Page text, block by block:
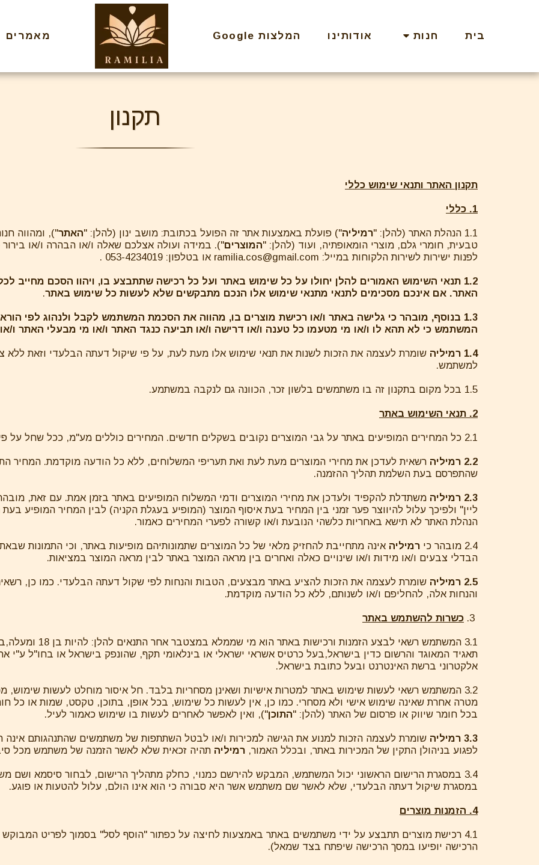
בית חנות אודותינו המלצות Google מאמרים
תקנון
תקנון האתר ותנאי שימוש כללי
1. כללי
1.1 הנהלת האתר (להלן: " רמיליה") פועלת באמצעות אתר זה הפועל בכתובת: מושב ינון (להלן: "האתר"), ומהווה
טבעית, חומרי גלם, מוצרי הומאופתיה, ועוד (להלן: "המוצרים"). במידה ועולה אצלכם שאלה ו/או הבהרה ו/או
לפנות ישירות לשירות הלקוחות במייל: ramilia.cos@gmail.com או בטלפון: 053-4234019 .
1.2 תנאי השימוש האמורים להלן יחולו על כל שימוש באתר ועל כל רכישה שתתבצע בו, ויהוו הסכם מחייב
האתר. אם אינכם מסכימים לתנאי מתנאי שימוש אלו הנכם מתבקשים שלא לעשות כל שימוש באתר.
1.3 בנוסף, מובהר כי גלישה באתר ו/או רכישת מוצרים בו, מהווה את הסכמת המשתמש לקבל ולנהוג לפי
המשתמש כי לא תהא לו ו/או מי מטעמו כל טענה ו/או דרישה ו/או תביעה כנגד האתר ו/או מי מבעלי האתר ו/
1.4 רמיליה
שומרת לעצמה את הזכות לשנות את תנאי שימוש אלו מעת לעת, על פי שיקול דעתה הבלעדי וזאת ללא
למשתמש.
1.5 בכל מקום בתקנון זה בו משתמשים בלשון זכר, הכוונה גם לנקבה במשתמע.
2. תנאי השימוש באתר
2.1 כל המחירים המופיעים באתר על גבי המוצרים נקובים בשקלים חדשים. המחירים כוללים מע"מ, ככל שחל על פי דין, ואינם כוללים דמי משלוח.
2.2 רמיליה
רשאית לעדכן את מחירי המוצרים מעת לעת ואת תעריפי המשלוחים, ללא כל הודעה מוקדמת. המחיר
שהתפרסם בעת השלמת תהליך ההזמנה.
2.3 רמיליה
משתדלת להקפיד ולעדכן את מחירי המוצרים ודמי המשלוח המופיעים באתר בזמן אמת. עם זאת,
ליין" ולפיכך עלול להיווצר פער זמני בין המחיר בעת איסוף המוצר (המופיע בעגלת הקניה) לבין המחיר המופיע
הנהלת האתר לא תישא באחריות כלשהי הנובעת ו/או קשורה לפערי המחירים כאמור.
2.4 מובהר כי רמיליה אינה מתחייבת להחזיק מלאי של כל המוצרים שתמונותיהם מופיעות באתר, וכי התמונות
הבדלי צבעים ו/או מידות ו/או שינויים כאלה ואחרים בין מראה המוצר באתר לבין מראה המוצר במציאות.
2.5 רמיליה
שומרת לעצמה את הזכות להציע באתר מבצעים, הטבות והנחות לפי שקול דעתה הבלעדי. כמו כן,
והנחות אלה, להחליפם ו/או לשנותם, ללא כל הודעה מוקדמת.
כשרות להשתמש באתר
3.1 המשתמש רשאי
תאגיד המאוגד והרשום כדין בישראל,בעל כרטיס אשראי ישראלי או בינלאומי תקף, שהונפק בישראל או בחו"ל
אלקטרוני ברשת האינטרנט ובעל כתובת בישראל.
3.2 המשתמש רשאי לעשות שימוש באתר למטרות אישיות ושאינן מסחריות בלבד. חל איסור מוחלט לעשות
מטרה אחרת שאינה שימוש אישי ולא מסחרי. כמו כן, אין לעשות כל שימוש, בכל אופן, בתוכן, טקסט, שמות או כל
בכל חומר שיווק או פרסום של האתר (להלן: "התוכן"), ואין לאפשר לאחרים לעשות בו שימוש כאמור לעיל.
3.3 רמיליה
שומרת לעצמה הזכות למנוע את הגישה למכירות ו/או לבטל השתתפות של משתמשים שהתנהגותם אינה
לפגוע בניהולן התקין של המכירות באתר, ובכלל האמור, רמיליה תהיה זכאית שלא לאשר הזמנה של משתמש מכל
3.4 במסגרת הרישום הראשוני יכול המשתמש, המבקש להירשם כמנוי, כחלק מתהליך הרישום, לבחור סיסמא
במסגרת שיקול דעתה הבלעדי, שלא לאשר שם משתמש אשר היא סבורה כי הוא אינו הולם, עלול להטעות או פוגע.
4. הזמנות מוצרים
4.1 רכישת מוצרים תתבצע על ידי משתמשים באתר באמצעות לחיצה על כפתור "הוסף לסל" בסמוך לפריט
הרכישה יופיעו במסך הרכישה שיפתח בצד שמאל).